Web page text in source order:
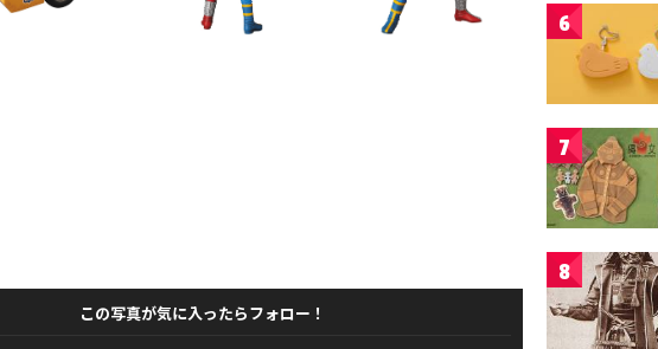
この写真が気に入ったらフォロー！
6
7
8